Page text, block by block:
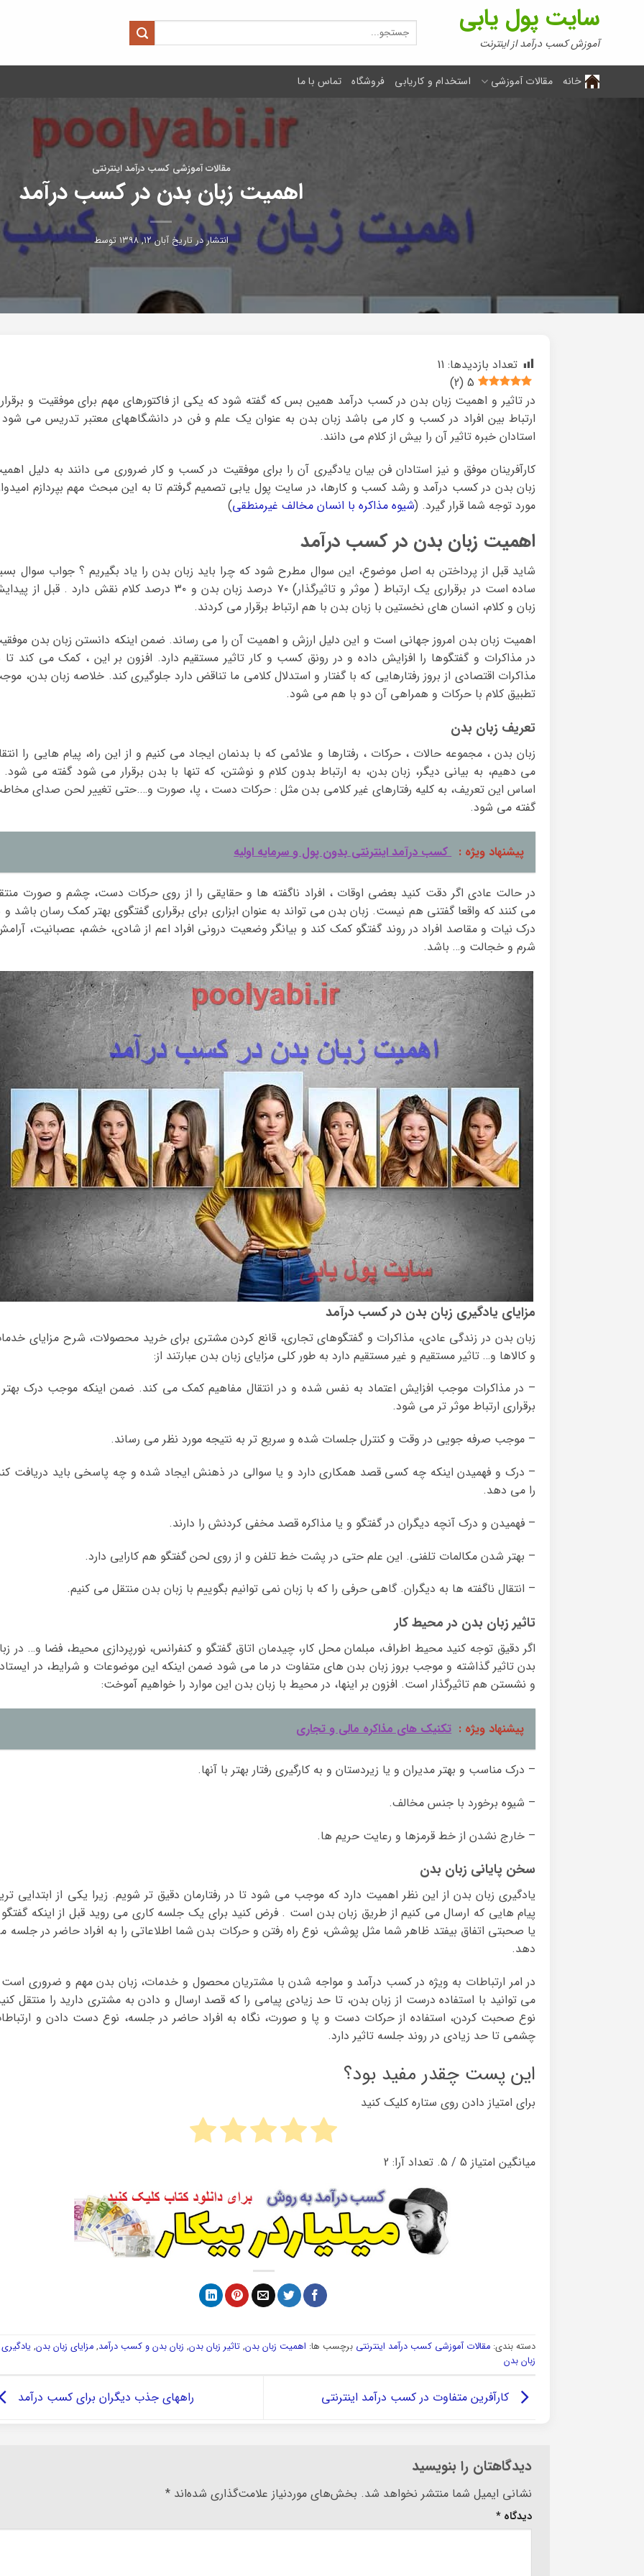
سایت پول یابی
آموزش کسب درآمد از اینترنت
جستجو
برای:
خانه مقالات آموزشی استخدام و کاریابی فروشگاه تماس با ما
مقالات آموزشی کسب درآمد اینترنتی
اهمیت زبان بدن در کسب درآمد
انتشار در تاریخآبان ۱۲, ۱۳۹۸ توسط
تعداد بازدیدها: 11
5
(
2
)
در تاثیر و اهمیت زبان بدن در کسب درآمد همین بس که گفته شود که یکی از فاکتورهای مهم برای موفقیت و
ارتباط بین افراد در کسب و کار می باشد زبان بدن به عنوان یک علم و فن در دانشگاههای معتبر تدریس می
استادان خبره تاثیر آن را بیش از کلام می دانند.
کارآفرینان موفق و نیز استادان فن بیان یادگیری آن را برای موفقیت در کسب و کار ضروری می دانند به دلیل
زبان بدن در کسب درآمد و رشد کسب و کارها، در سایت پول یابی تصمیم گرفتم تا به این مبحث مهم بپردازم
مورد توجه شما قرار گیرد. (شیوه مذاکره با انسان مخالف غیرمنطقی)
اهمیت زبان بدن در کسب درآمد
شاید قبل از پرداختن به اصل موضوع، این سوال مطرح شود که چرا باید زبان بدن را یاد بگیریم ؟ جواب سوال
ساده است در برقراری یک ارتباط ( موثر و تاثیرگذار) ۷۰ درصد زبان بدن و ۳۰ درصد کلام نقش دارد . قبل از
زبان و کلام، انسان های نخستین با زبان بدن با هم ارتباط برقرار می کردند.
اهمیت زبان بدن امروز جهانی است و این دلیل ارزش و اهمیت آن را می رساند. ضمن اینکه دانستن زبان بدن
در مذاکرات و گفتگوها را افزایش داده و در رونق کسب و کار تاثیر مستقیم دارد. افزون بر این ، کمک می کند تا
مذاکرات اقتصادی از بروز رفتارهایی که با گفتار و استدلال کلامی ما تناقض دارد جلوگیری کند. خلاصه زبان بدن،
تطبیق کلام با حرکات و همراهی آن دو با هم می شود.
تعریف زبان بدن
زبان بدن ، مجموعه حالات ، حرکات ، رفتارها و علائمی که با بدنمان ایجاد می کنیم و از این راه، پیام هایی را
می دهیم، به بیانی دیگر، زبان بدن، به ارتباط بدون کلام و نوشتن، که تنها با بدن برقرار می شود گفته می شود.
اساس این تعریف، به کلیه رفتارهای غیر کلامی بدن مثل : حرکات دست ، پا، صورت و….حتی تغییر لحن صدای
گفته می شود.
پیشنهاد ویژه : کسب درآمد اینترنتی بدون پول و سرمایه اولیه
در حالت عادی اگر دقت کنید بعضی اوقات ، افراد ناگفته ها و حقایقی را از روی حرکات دست، چشم و صورت
می کنند که واقعا گفتنی هم نیست. زبان بدن می تواند به عنوان ابزاری برای برقراری گفتگوی بهتر کمک رسان باشد و
درک نیات و مقاصد افراد در روند گفتگو کمک کند و بیانگر وضعیت درونی افراد اعم از شادی، خشم، عصبانیت،
شرم و خجالت و… باشد.
مزایای یادگیری زبان بدن در کسب درآمد
زبان بدن در زندگی عادی، مذاکرات و گفتگوهای تجاری، قانع کردن مشتری برای خرید محصولات، شرح مزایای
و کالاها و… تاثیر مستقیم و غیر مستقیم دارد به طور کلی مزایای زبان بدن عبارتند از:
– در مذاکرات موجب افزایش اعتماد به نفس شده و در انتقال مفاهیم کمک می کند. ضمن اینکه موجب درک
برقراری ارتباط موثر تر می شود.
– موجب صرفه جویی در وقت و کنترل جلسات شده و سریع تر به نتیجه مورد نظر می رساند.
– درک و فهمیدن اینکه چه کسی قصد همکاری دارد و یا سوالی در ذهنش ایجاد شده و چه پاسخی باید دریافت
را می دهد.
– فهمیدن و درک آنچه دیگران در گفتگو و یا مذاکره قصد مخفی کردنش را دارند.
– بهتر شدن مکالمات تلفنی. این علم حتی در پشت خط تلفن و از روی لحن گفتگو هم کارایی دارد.
– انتقال ناگفته ها به دیگران. گاهی حرفی را که با زبان نمی توانیم بگوییم با زبان بدن منتقل می کنیم.
تاثیر زبان بدن در محیط کار
اگر دقیق توجه کنید محیط اطراف، مبلمان محل کار، چیدمان اتاق گفتگو و کنفرانس، نورپردازی محیط، فضا و… در
بدن تاثیر گذاشته و موجب بروز زبان بدن های متفاوت در ما می شود ضمن اینکه این موضوعات و شرایط، در
و نشستن هم تاثیرگذار است. افزون بر اینها، در محیط با زبان بدن این موارد را خواهیم آموخت:
پیشنهاد ویژه : تکنیک های مذاکره مالی و تجاری
– درک مناسب و بهتر مدیران و یا زیردستان و به کارگیری رفتار بهتر با آنها.
– شیوه برخورد با جنس مخالف.
– خارج نشدن از خط قرمزها و رعایت حریم ها.
سخن پایانی زبان بدن
یادگیری زبان بدن از این نظر اهمیت دارد که موجب می شود تا در رفتارمان دقیق تر شویم. زیرا یکی از ابتدایی
پیام هایی که ارسال می کنیم از طریق زبان بدن است . فرض کنید برای یک جلسه کاری می روید قبل از اینکه
یا صحبتی اتفاق بیفتد ظاهر شما مثل پوشش، نوع راه رفتن و حرکات بدن شما اطلاعاتی را به افراد حاضر در جلسه
دهد.
در امر ارتباطات به ویژه در کسب درآمد و مواجه شدن با مشتریان محصول و خدمات، زبان بدن مهم و ضروری
می توانید با استفاده درست از زبان بدن، تا حد زیادی پیامی را که قصد ارسال و دادن به مشتری دارید را منتقل
نوع صحبت کردن، استفاده از حرکات دست و پا و صورت، نگاه به افراد حاضر در جلسه، نوع دست دادن و
چشمی تا حد زیادی در روند جلسه تاثیر دارد.
این پست چقدر مفید بود؟
برای امتیاز دادن روی ستاره کلیک کنید
میانگین امتیاز 5/ ۵. تعداد آرا: 2
دسته بندی: مقالات آموزشی کسب درآمد اینترنتی برچسب ها: اهمیت زبان بدن, تاثیر زبان بدن, زبان بدن و کسب درآمد, مزایای زبان بدن, یادگیری
زبان بدن
کارآفرین متفاوت در کسب درآمد اینترنتی راههای جذب دیگران برای کسب درآمد
دیدگاهتان را بنویسید
نشانی ایمیل شما منتشر نخواهد شد. بخش‌های موردنیاز علامت‌گذاری شده‌اند *
دیدگاه *
Alternative: